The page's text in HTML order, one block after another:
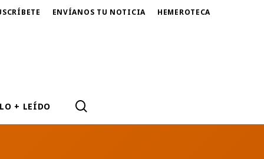
ENVÍANOS TU NOTICIA HEMEROTECA
LO + LEÍDO